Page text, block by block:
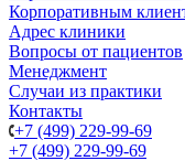
Корпоративным
Адрес клиники
Вопросы от пациентов
Менеджмент
Случаи из практики
Контакты
+7 (499) 229-99-69
+7 (499) 229-99-69